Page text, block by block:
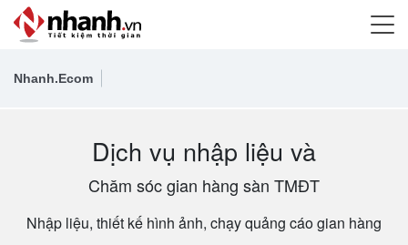
Nhanh.Ecom
Dịch vụ nhập liệu và
Chăm sóc gian hàng sàn TMĐT
Nhập liệu, thiết kế hình ảnh, chạy quảng cáo gian hàng